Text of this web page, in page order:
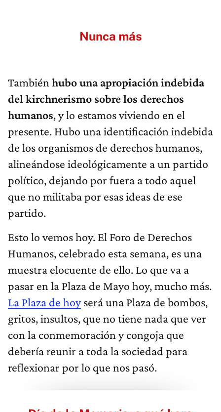
Nunca más
También hubo una apropiación indebida
del kirchnerismo sobre los derechos
humanos, y lo estamos viviendo en el
presente. Hubo una identificación indebida
de los organismos de derechos humanos,
alineándose ideológicamente a un partido
político, dejando por fuera a todo aquel
que no militaba por esas ideas de ese
partido.
Esto lo vemos hoy. El Foro de Derechos
Humanos, celebrado esta semana, es una
muestra elocuente de ello. Lo que va a
pasar en la Plaza de Mayo hoy, mucho más.
La Plaza de hoyserá una Plaza de bombos,
gritos, insultos, que no tiene nada que ver
con la conmemoración y congoja que
debería reunir a toda la sociedad para
reflexionar por lo que nos pasó.